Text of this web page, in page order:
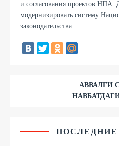
и согласования проектов НПА.
модернизировать систему
законодательства.
АВВАЛГИ